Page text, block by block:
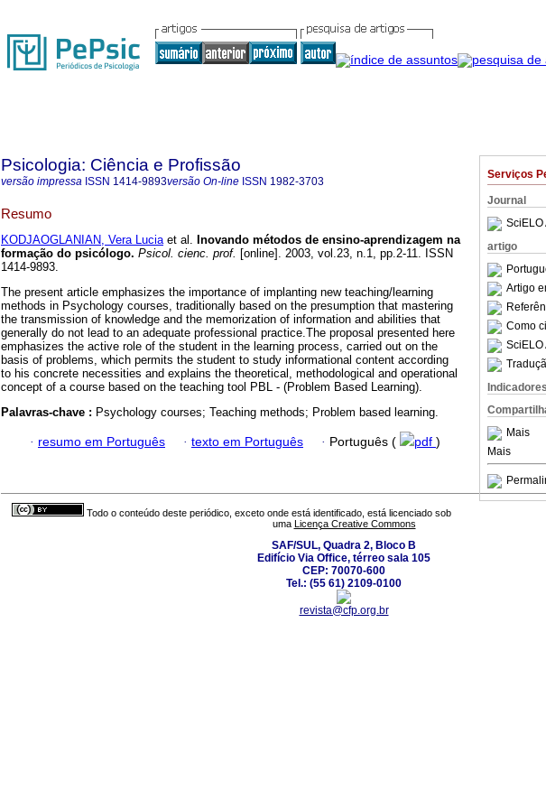
Serviços
Journal
SciELO
artigo
Artigo
Como
SciELO
Indicadores
Mais
Mais
Psicologia: Ciência e Profissão
versão impressa ISSN 1414-9893versão On-line ISSN 1982-3703
Resumo
KODJAOGLANIAN, Vera Luciaet al. Inovando métodos de ensino-aprendizagem na
formação do psicólogo. Psicol. cienc. prof. [online]. 2003, vol.23, n.1, pp.2-11. ISSN
1414-9893.
The present article emphasizes the importance of implanting new teaching/learning
methods in Psychology courses, traditionally based on the presumption that mastering
the transmission of knowledge and the memorization of information and abilities that
generally do not lead to an adequate professional practice.The proposal presented here
emphasizes the active role of the student in the learning process, carried out on the
basis of problems, which permits the student to study informational content according
to his concrete necessities and explains the theoretical, methodological and operational
concept of a course based on the teaching tool PBL - (Problem Based Learning).
Palavras-chave : Psychology courses; Teaching methods; Problem based learning.
· resumo em Português · texto em Português · Português ( pdf )
Todo o conteúdo deste periódico, exceto onde está identificado, está licenciado sob
uma Licença Creative Commons
SAF/SUL, Quadra 2, Bloco B
Edifício Via Office, térreo sala 105
CEP: 70070-600
Tel.: (55 61) 2109-0100
revista@cfp.org.br